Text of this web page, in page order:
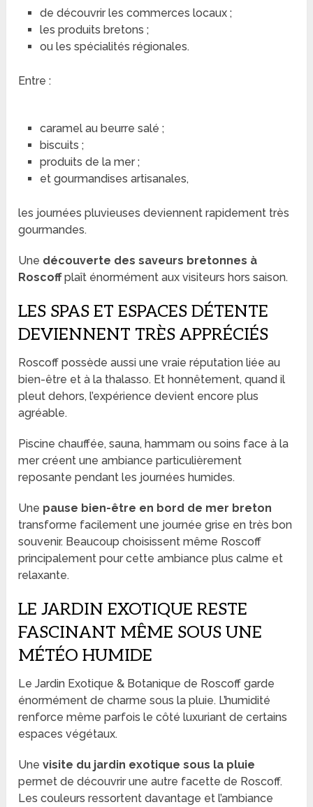
de découvrir les commerces locaux ;
les produits bretons ;
ou les spécialités régionales.
Entre :
caramel au beurre salé ;
biscuits ;
produits de la mer ;
et gourmandises artisanales,
les journées pluvieuses deviennent rapidement très
gourmandes.
Une découverte des saveurs bretonnes à
Roscoffplaît énormément aux visiteurs hors saison.
LES SPAS ET ESPACES DÉTENTE
DEVIENNENT TRÈS APPRÉCIÉS
Roscoff possède aussi une vraie réputation liée au
bien-être et à la thalasso. Et honnêtement, quand il
pleut dehors, l’expérience devient encore plus
agréable.
Piscine chauffée, sauna, hammam ou soins face à la
mer créent une ambiance particulièrement
reposante pendant les journées humides.
Une pause bien-être en bord de mer breton
transforme facilement une journée grise en très bon
souvenir. Beaucoup choisissent même Roscoff
principalement pour cette ambiance plus calme et
relaxante.
LE JARDIN EXOTIQUE RESTE
FASCINANT MÊME SOUS UNE
MÉTÉO HUMIDE
Le Jardin Exotique & Botanique de Roscoff garde
énormément de charme sous la pluie. L’humidité
renforce même parfois le côté luxuriant de certains
espaces végétaux.
Unevisite du jardin exotique sous la pluie
permet de découvrir une autre facette de Roscoff.
Les couleurs ressortent davantage et l’ambiance